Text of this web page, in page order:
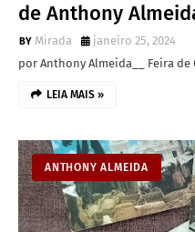
de Anthony
Mirada
janeiro 25, 2024
por Anthony Almeida__ Feira de
LEIA MAIS »
ANTHONY ALMEIDA